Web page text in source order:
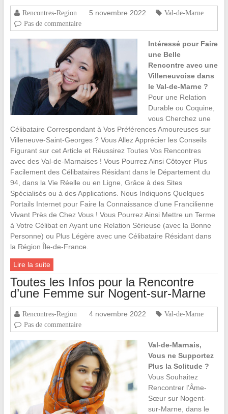
Rencontres-Region 5 novembre 2022
Val-de-Marne
Pas de commentaire
Intéressé pour Faire
une Belle
Rencontre avec une
Villeneuvoise dans
le Val-de-Marne ?
Pour une Relation
Durable ou Coquine,
vous Cherchez une
Célibataire Correspondant à Vos Préférences Amoureuses sur
Villeneuve-Saint-Georges ? Vous Allez Apprécier les Conseils
Figurant sur cet Article et Réussirez Toutes Vos Rencontres
avec des Val-de-Marnaises ! Vous Pourrez Ainsi Côtoyer Plus
Facilement des Célibataires Résidant dans le Département du
94, dans la Vie Réelle ou en Ligne, Grâce à des Sites
Spécialisés ou à des Applications. Nous Indiquons Quelques
Portails Internet pour Faire la Connaissance d’une Francilienne
Vivant Près de Chez Vous ! Vous Pourrez Ainsi Mettre un Terme
à Votre Célibat en Ayant une Relation Sérieuse (avec la Bonne
Personne) ou Plus Légère avec une Célibataire Résidant dans
la Région Île-de-France.
Lire la suite
Toutes les Infos pour la Rencontre
d’une Femme sur Nogent-sur-Marne
Rencontres-Region 4 novembre 2022
Val-de-Marne
Pas de commentaire
Val-de-Marnais,
Vous ne Supportez
Plus la Solitude ?
Vous Souhaitez
Rencontrer l’Âme-
Sœur sur Nogent-
sur-Marne, dans le